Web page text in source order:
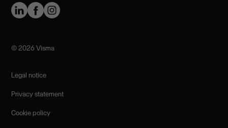
©️ 2026 Visma
Legal notice
Privacy statement
Cookie policy